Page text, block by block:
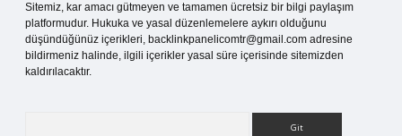
Sitemiz, kar amacı gütmeyen ve tamamen ücretsiz bir bilgi paylaşım
platformudur. Hukuka ve yasal düzenlemelere aykırı olduğunu
düşündüğünüz içerikleri, backlinkpanelicomtr@gmail.com adresine
bildirmeniz halinde, ilgili içerikler yasal süre içerisinde sitemizden
kaldırılacaktır.